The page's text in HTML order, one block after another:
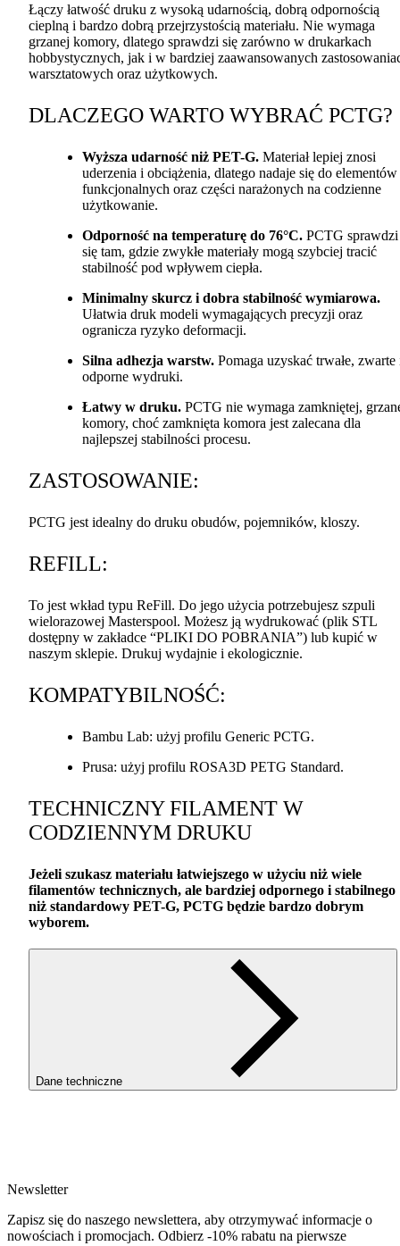
Łączy łatwość druku z wysoką udarnością, dobrą odpornością
cieplną i bardzo dobrą przejrzystością materiału. Nie wymaga
grzanej komory, dlatego sprawdzi się zarówno w drukarkach
hobbystycznych, jak i w bardziej zaawansowanych
warsztatowych oraz użytkowych.
DLACZEGO WARTO WYBRAĆ PCTG?
Wyższa udarność niż PET-G. Materiał lepiej znosi
uderzenia i obciążenia, dlatego nadaje się do elementów
funkcjonalnych oraz części narażonych na codzienne
użytkowanie.
Odporność na temperaturę do 76°C. PCTG sprawdzi
się tam, gdzie zwykłe materiały mogą szybciej tracić
stabilność pod wpływem ciepła.
Minimalny skurcz i dobra stabilność wymiarowa.
Ułatwia druk modeli wymagających precyzji oraz
ogranicza ryzyko deformacji.
Silna adhezja warstw. Pomaga uzyskać trwałe, zwarte
odporne wydruki.
Łatwy w druku. PCTG nie wymaga zamkniętej,
komory, choć zamknięta komora jest zalecana dla
najlepszej stabilności procesu.
ZASTOSOWANIE:
PCTG jest idealny do druku obudów, pojemników, kloszy.
REFILL:
To jest wkład typu ReFill. Do jego użycia potrzebujesz szpuli
wielorazowej Masterspool. Możesz ją wydrukować (plik STL
dostępny w zakładce “PLIKI DO POBRANIA”) lub kupić w
naszym sklepie. Drukuj wydajnie i ekologicznie.
KOMPATYBILNOŚĆ:
Bambu Lab: użyj profilu Generic PCTG.
Prusa: użyj profilu ROSA3D PETG Standard.
TECHNICZNY FILAMENT W
CODZIENNYM DRUKU
Jeżeli szukasz materiału łatwiejszego w użyciu niż wiele
filamentów technicznych, ale bardziej odpornego i stabilnego
niż standardowy PET-G, PCTG będzie bardzo dobrym
wyborem.
Dane techniczne
Waga netto [kg]
Średnica [mm]
1.75
Newsletter
Zapisz się do naszego newslettera, aby otrzymywać informacje o
nowościach i promocjach. Odbierz -10% rabatu na pierwsze